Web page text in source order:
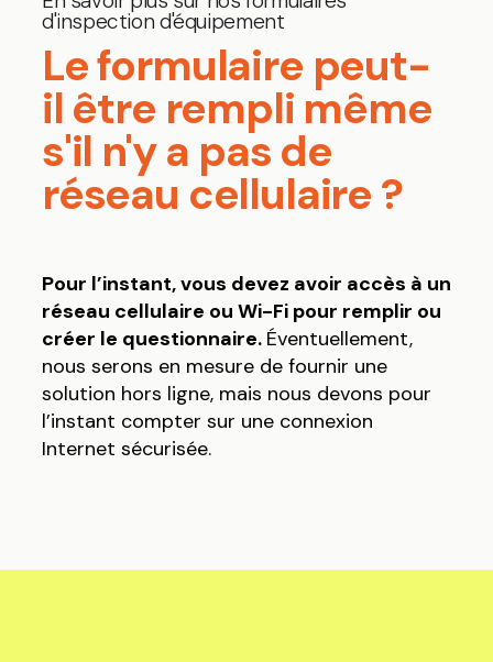
d'inspection d'équipement
Le formulaire peut-
il être rempli même
s'il n'y a pas de
réseau cellulaire ?
Pour l’instant, vous devez avoir accès à un
réseau cellulaire ou Wi-Fi pour remplir ou
créer le questionnaire. Éventuellement,
nous serons en mesure de fournir une
solution hors ligne, mais nous devons pour
l’instant compter sur une connexion
Internet sécurisée.